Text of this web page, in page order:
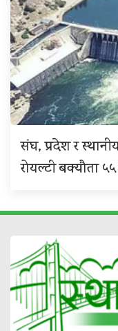
संघ, प्रदेश र
रोयल्टी बक्यौता